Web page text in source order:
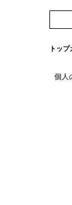
トッ
個人